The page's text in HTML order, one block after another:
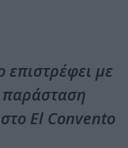
επιστρέφει με
παράσταση
El Convento